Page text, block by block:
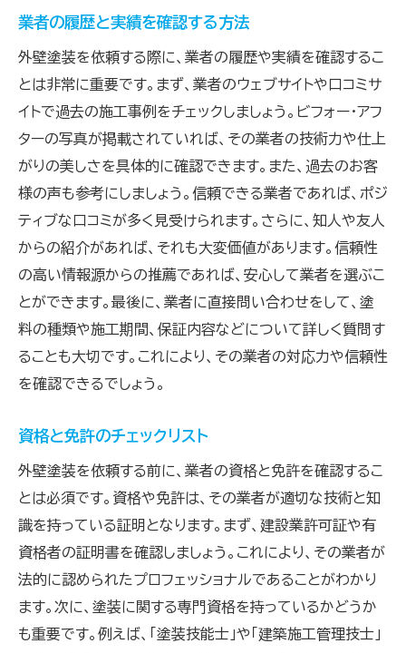
見積もりの内訳を詳細に確認する
不明点の質問と解決のプロセス
追加費用の項目をチェックする
契約前の見積もり再確認
見積もりに含まれる保証内容の検討
詳細な見積もりで外壁塗装のトラブルを回避する
秘訣
見積もりの透明性と書面化
作業範囲と仕様の明確化
使用材料と塗料の種類を確認
契約書の内容と見積もりの整合性を確認
外壁塗装の進捗確認がトラブル防止に繋がる理由
定期的な進捗レポートの要求
現場訪問での作業確認
問題点発生時の迅速な対応
進捗管理ツールの活用
作業日誌の確認とサイン
業者の履歴と実績を確認する方法
外壁塗装を依頼する際に、業者の履歴や実績を確認するこ
とは非常に重要です。まず、業者のウェブサイトや口コミサ
イトで過去の施工事例をチェックしましょう。ビフォー・アフ
ターの写真が掲載されていれば、その業者の技術力や仕上
がりの美しさを具体的に確認できます。また、過去のお客
様の声も参考にしましょう。信頼できる業者であれば、ポジ
ティブな口コミが多く見受けられます。さらに、知人や友人
からの紹介があれば、それも大変価値があります。信頼性
の高い情報源からの推薦であれば、安心して業者を選ぶこ
とができます。最後に、業者に直接問い合わせをして、塗
料の種類や施工期間、保証内容などについて詳しく質問す
ることも大切です。これにより、その業者の対応力や信頼性
を確認できるでしょう。
資格と免許のチェックリスト
外壁塗装を依頼する前に、業者の資格と免許を確認するこ
とは必須です。資格や免許は、その業者が適切な技術と知
識を持っている証明となります。まず、建設業許可証や有
資格者の証明書を確認しましょう。これにより、その業者が
法的に認められたプロフェッショナルであることがわかり
ます。次に、塗装に関する専門資格を持っているかどうか
も重要です。例えば、「塗装技能士」や「建築施工管理技士」